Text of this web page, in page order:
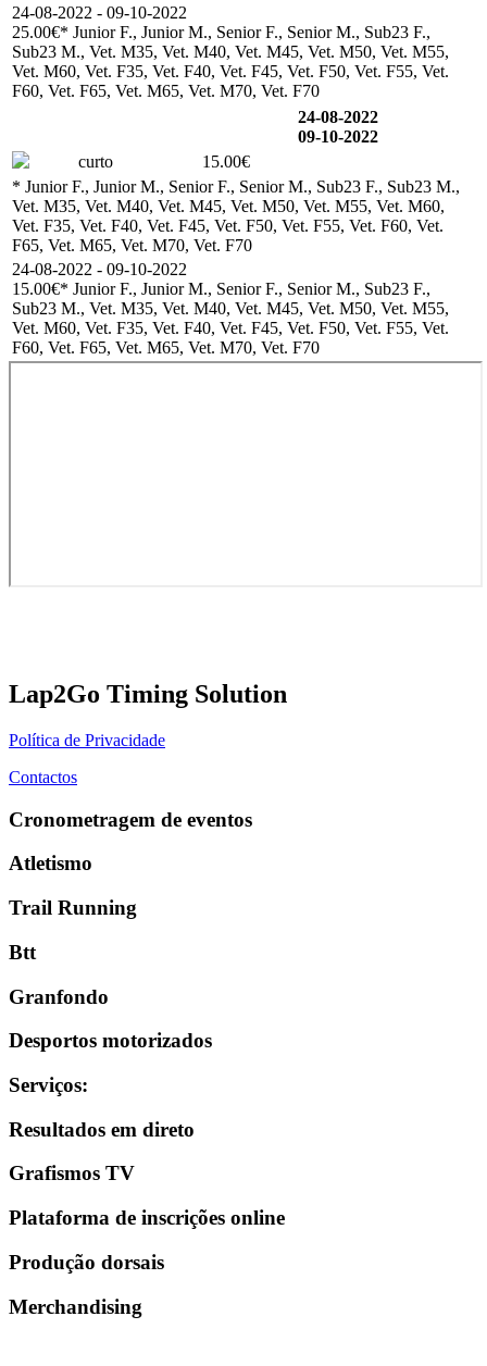
24-08-2022 - 09-10-2022
25.00€* Junior F., Junior M., Senior F., Senior M., Sub23 F.,
Sub23 M., Vet. M35, Vet. M40, Vet. M45, Vet. M50, Vet. M55,
Vet. M60, Vet. F35, Vet. F40, Vet. F45, Vet. F50, Vet. F55, Vet.
F60, Vet. F65, Vet. M65, Vet. M70, Vet. F70
24-08-2022
09-10-2022
curto
15.00€
* Junior F., Junior M., Senior F., Senior M., Sub23 F., Sub23 M.,
Vet. M35, Vet. M40, Vet. M45, Vet. M50, Vet. M55, Vet. M60,
Vet. F35, Vet. F40, Vet. F45, Vet. F50, Vet. F55, Vet. F60, Vet.
F65, Vet. M65, Vet. M70, Vet. F70
24-08-2022 - 09-10-2022
15.00€* Junior F., Junior M., Senior F., Senior M., Sub23 F.,
Sub23 M., Vet. M35, Vet. M40, Vet. M45, Vet. M50, Vet. M55,
Vet. M60, Vet. F35, Vet. F40, Vet. F45, Vet. F50, Vet. F55, Vet.
F60, Vet. F65, Vet. M65, Vet. M70, Vet. F70
Lap2Go Timing Solution
Política de Privacidade
Contactos
Cronometragem de eventos
Atletismo
Trail Running
Btt
Granfondo
Desportos motorizados
Serviços:
Resultados em direto
Grafismos TV
Plataforma de inscrições online
Produção dorsais
Merchandising